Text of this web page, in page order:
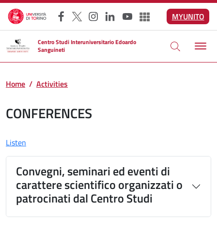
Skip to main content
Facebook
X Instagram
LinkedInYouTubeAltri social
MYUNITO
Centro Studi Interuniversitario Edoardo
Sanguineti
Home Activities
CONFERENCES
Listen
Convegni, seminari ed eventi di
carattere scientifico organizzati o
patrocinati dal Centro Studi